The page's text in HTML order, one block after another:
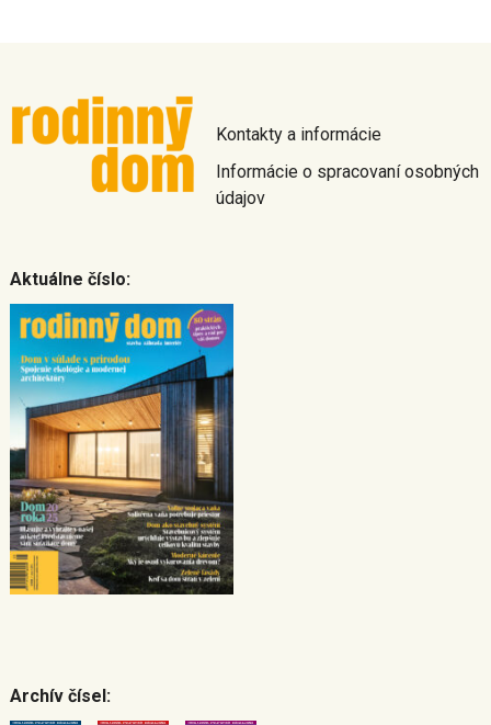
Kontakty a informácie
Informácie o spracovaní osobných
údajov
Aktuálne číslo:
Archív čísel: